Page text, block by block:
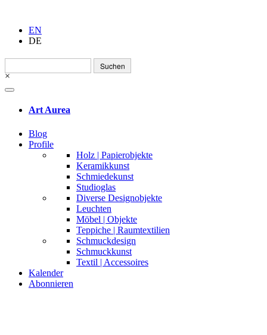
EN
DE
Suchen
nach:
×
Art Aurea
Blog
Profile
Holz | Papierobjekte
Keramikkunst
Schmiedekunst
Studioglas
Diverse Designobjekte
Leuchten
Möbel | Objekte
Teppiche | Raumtextilien
Schmuckdesign
Schmuckkunst
Textil | Accessoires
Kalender
Abonnieren